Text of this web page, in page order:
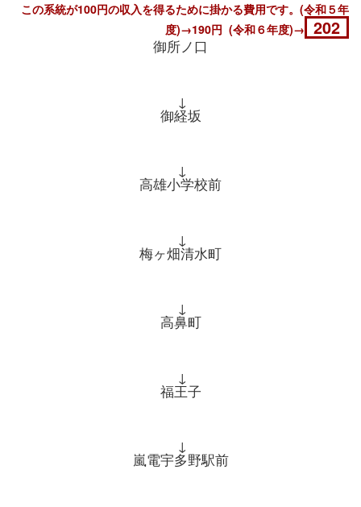
この系統が100円の収入を得るために掛かる費用です。(令和５年
度)→190円 (令和６年度)→ 202
御所ノ口
↓
御経坂
↓
高雄小学校前
↓
梅ヶ畑清水町
↓
高鼻町
↓
福王子
↓
嵐電宇多野駅前